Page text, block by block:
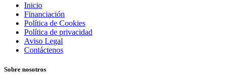
Inicio
Financiación
Política de Cookies
Política de privacidad
Aviso Legal
Contáctenos
Sobre nosotros